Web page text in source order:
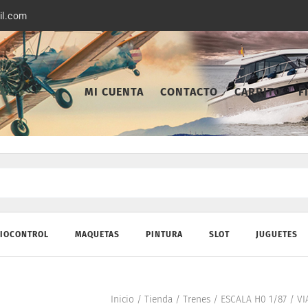
MI CUENTA CONTACTO CARRITO
MAQUETAS PINTURA SLOT JUGUETES
Inicio / Tienda/ Trenes/ ESCALA H0 1/87/